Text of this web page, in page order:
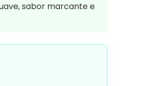
sabor marcante e